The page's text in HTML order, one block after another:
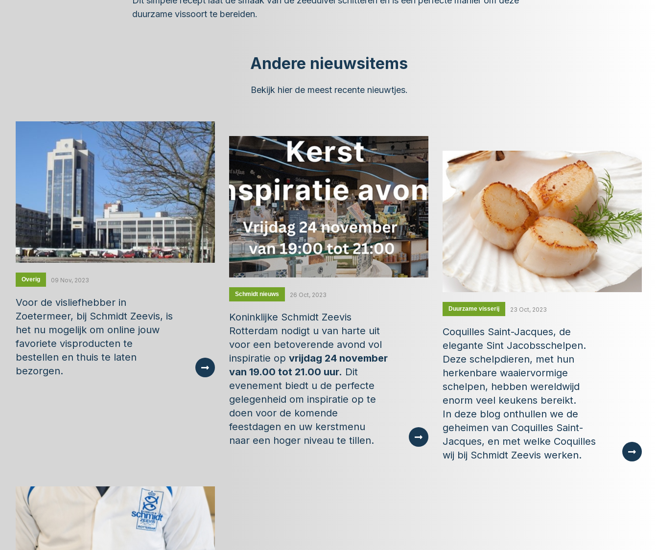
duurzame vissoort te bereiden.
Andere nieuwsitems
Bekijk hier de meest recente nieuwtjes.
Overig 09 Nov, 2023
Voor de visliefhebber in
Zoetermeer, bij Schmidt Zeevis, is
het nu mogelijk om online jouw
favoriete visproducten te
bestellen en thuis te laten
bezorgen.
Schmidt nieuws 26 Oct, 2023
Koninklijke Schmidt Zeevis
Rotterdam nodigt u van harte uit
voor een betoverende avond vol
inspiratie op vrijdag 24 november
van 19.00 tot 21.00 uur. Dit
evenement biedt u de perfecte
gelegenheid om inspiratie op te
doen voor de komende
feestdagen en uw kerstmenu
naar een hoger niveau te tillen.
Duurzame visserij 23 Oct, 2023
Coquilles Saint-Jacques, de
elegante Sint Jacobsschelpen.
Deze schelpdieren, met hun
herkenbare waaiervormige
schelpen, hebben wereldwijd
enorm veel keukens bereikt.
In deze blog onthullen we de
geheimen van Coquilles Saint-
Jacques, en met welke Coquilles
wij bij Schmidt Zeevis werken.